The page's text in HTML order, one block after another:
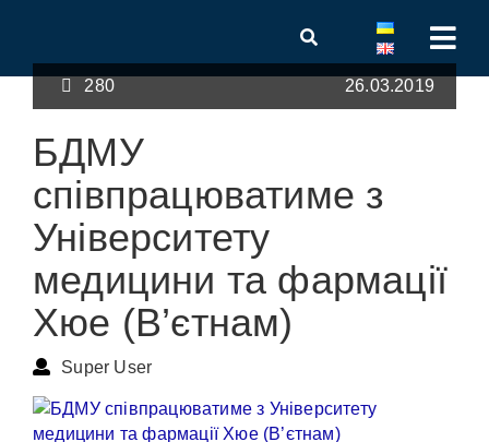
280 26.03.2019
БДМУ
співпрацюватиме з
Університету
медицини та фармації
Хюе (В’єтнам)
Super User